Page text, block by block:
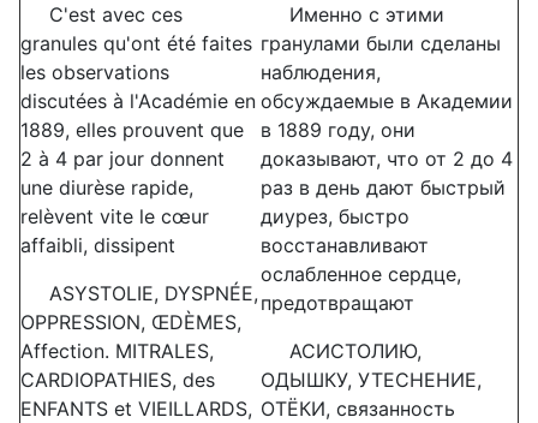
C'est avec ces
granules qu'ont été faites
les observations
discutées à l'Académie en
1889, elles prouvent que
2 à 4 par jour donnent
une diurèse rapide,
relèvent vite le cœur
affaibli, dissipent
ASYSTOLIE, DYSPNÉE,
OPPRESSION, ŒDÈMES,
Affection. MITRALES,
CARDIOPATHIES, des
ENFANTS et VIEILLARDS,
Именно с этими
гранулами были сделаны
наблюдения,
обсуждаемые в Академии
в 1889 году, они
доказывают, что от 2 до 4
раз в день дают быстрый
диурез, быстро
восстанавливают
ослабленное сердце,
предотвращают
АСИСТОЛИЮ,
ОДЫШКУ, УТЕСНЕНИЕ,
ОТЁКИ, связанность